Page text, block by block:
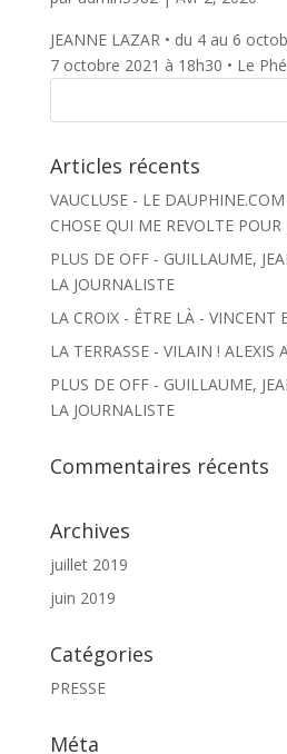
JEANNE LAZAR • du 4 au 6
7 octobre 2021 à 18h30 • Le
Articles récents
VAUCLUSE - LE DAUPHINE.COM
CHOSE QUI ME REVOLTE
PLUS DE OFF - GUILLAUME,
LA JOURNALISTE
LA CROIX - ÊTRE LÀ - VINCENT
LA TERRASSE - VILAIN ! ALEXIS
PLUS DE OFF - GUILLAUME,
LA JOURNALISTE
Commentaires récents
Archives
juillet 2019
juin 2019
Catégories
PRESSE
Méta